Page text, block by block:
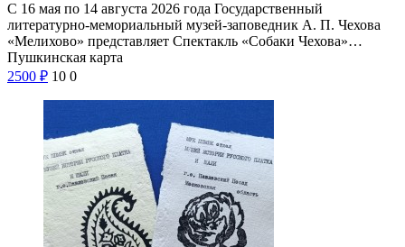
С 16 мая по 14 августа 2026 года Государственный
литературно-мемориальный музей-заповедник А. П. Чехова
«Мелихово» представляет Спектакль «Собаки Чехова»…
Пушкинская карта
2500 ₽ 10 0